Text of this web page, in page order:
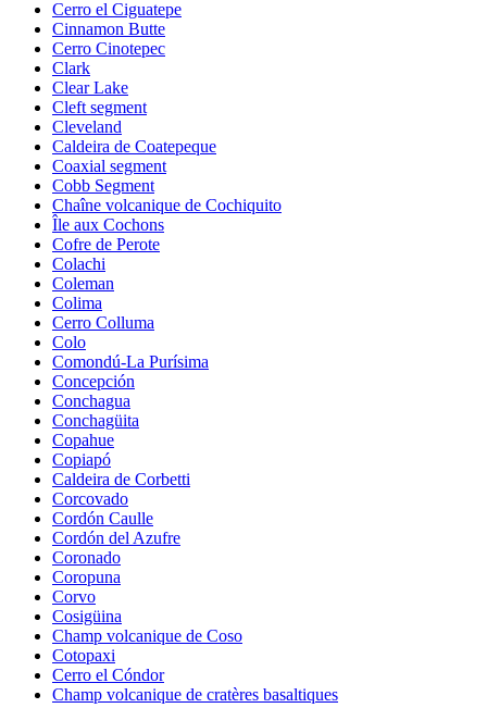
Cerro el Ciguatepe
Cinnamon Butte
Cerro Cinotepec
Clark
Clear Lake
Cleft segment
Cleveland
Caldeira de Coatepeque
Coaxial segment
Cobb Segment
Chaîne volcanique de Cochiquito
Île aux Cochons
Cofre de Perote
Colachi
Coleman
Colima
Cerro Colluma
Colo
Comondú-La Purísima
Concepción
Conchagua
Conchagüita
Copahue
Copiapó
Caldeira de Corbetti
Corcovado
Cordón Caulle
Cordón del Azufre
Coronado
Coropuna
Corvo
Cosigüina
Champ volcanique de Coso
Cotopaxi
Cerro el Cóndor
Champ volcanique de cratères basaltiques